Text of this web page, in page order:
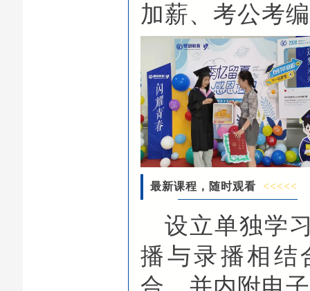
加薪、考公考
最新课程，随时观看 <<<<<
设立单独学
播与录播相结